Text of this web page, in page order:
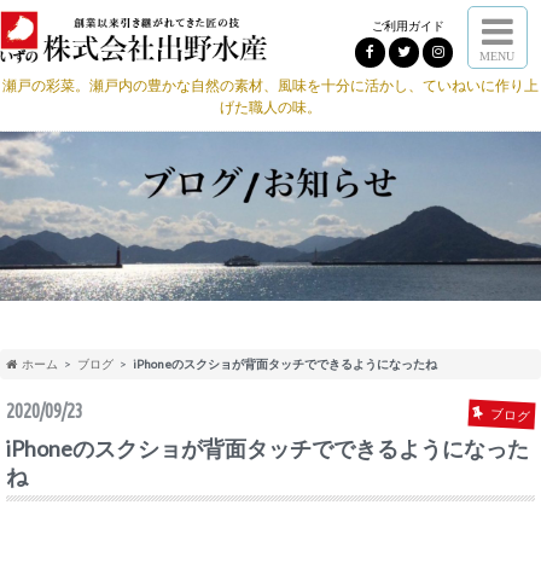
ご利用ガイド
MENU
瀬戸の彩菜。瀬戸内の豊かな自然の素材、風味を十分に活かし、ていねいに作り上
げた職人の味。
ホーム ブログ iPhoneのスクショが背面タッチでできるようになったね
2020/09/23 ブログ
iPhoneのスクショが背面タッチでできるようになった
ね